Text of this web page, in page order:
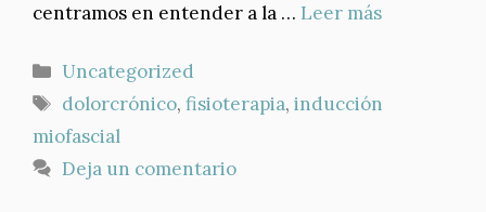
centramos en entender a la … Leer más
Categorías
Uncategorized
Etiquetas
dolorcrónico,fisioterapia,inducción
miofascial
Deja un comentario